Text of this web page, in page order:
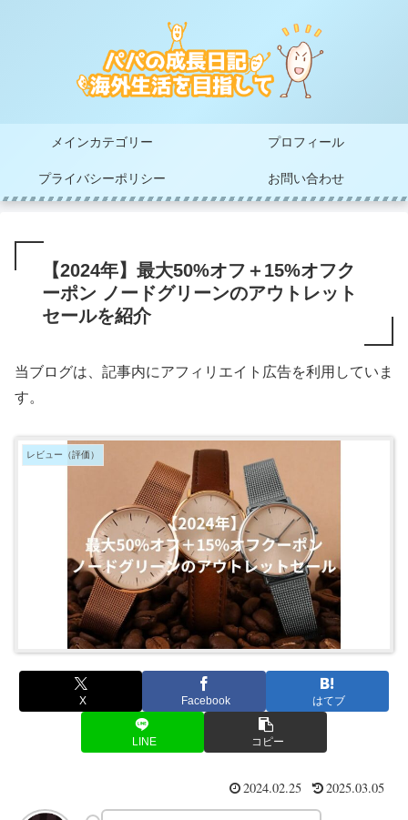
メインカテゴリー プロフィール
プライバシーポリシー お問い合わせ
【2024年】最大50%オフ＋15%オフク
ーポン ノードグリーンのアウトレット
セールを紹介
当ブログは、記事内にアフィリエイト広告を利用していま
す。
レビュー（評価）
X Facebook はてブ
LINE コピー
2024.02.25 2025.03.05